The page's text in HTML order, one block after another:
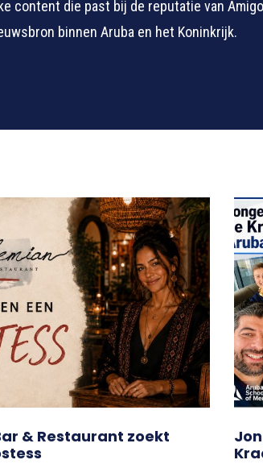
content die past bij de reputatie van
binnen Aruba en het Koninkrijk.
& Restaurant zoekt